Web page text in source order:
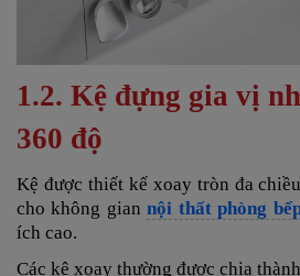
1.2. Kệ đựng gia vị
360 độ
Kệ được thiết kế xoay tròn đa
cho không giannội thất phòng
ích cao.
Các kệ xoay thường được chia